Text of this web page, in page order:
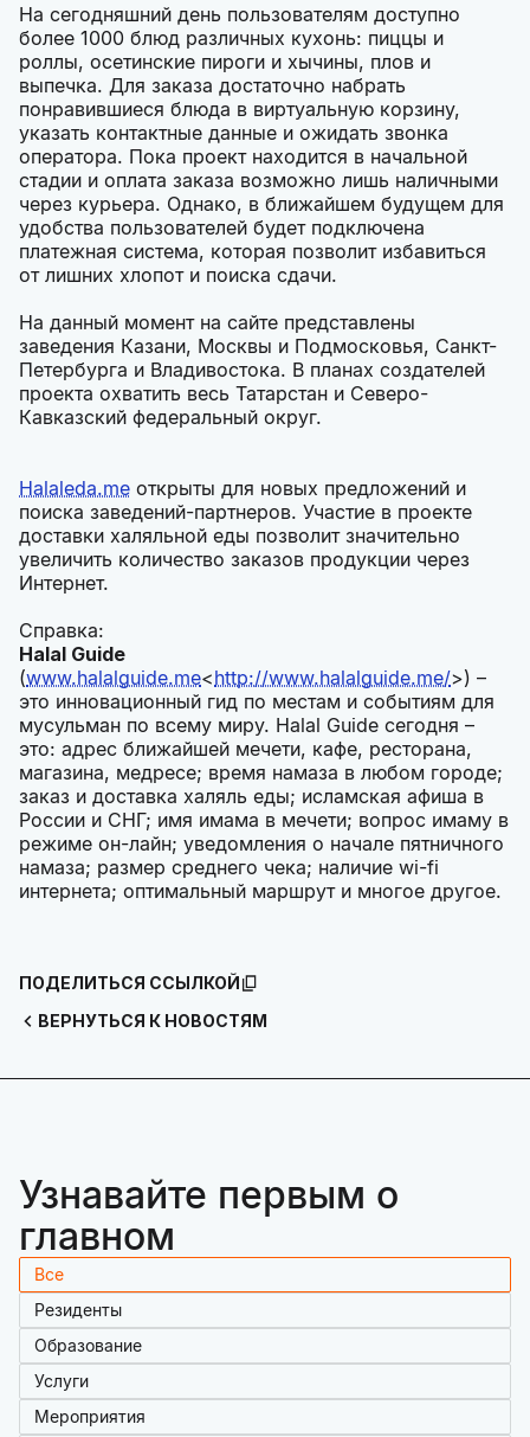
На сегодняшний день пользователям доступно
более 1000 блюд различных кухонь: пиццы и
роллы, осетинские пироги и хычины, плов и
выпечка. Для заказа достаточно набрать
понравившиеся блюда в виртуальную корзину,
указать контактные данные и ожидать звонка
оператора. Пока проект находится в начальной
стадии и оплата заказа возможно лишь наличными
через курьера. Однако, в ближайшем будущем для
удобства пользователей будет подключена
платежная система, которая позволит избавиться
от лишних хлопот и поиска сдачи.
На данный момент на сайте представлены
заведения Казани, Москвы и Подмосковья, Санкт-
Петербурга и Владивостока. В планах создателей
проекта охватить весь Татарстан и Северо-
Кавказский федеральный округ.
Halaleda.me открыты для новых предложений и
поиска заведений-партнеров. Участие в проекте
доставки халяльной еды позволит значительно
увеличить количество заказов продукции через
Интернет.
Справка:
Halal Guide
(www.halalguide.me<http://www.halalguide.me/>) –
это инновационный гид по местам и событиям для
мусульман по всему миру. Halal Guide сегодня –
это: адрес ближайшей мечети, кафе, ресторана,
магазина, медресе; время намаза в любом городе;
заказ и доставка халяль еды; исламская афиша в
России и СНГ; имя имама в мечети; вопрос имаму в
режиме он-лайн; уведомления о начале пятничного
намаза; размер среднего чека; наличие wi-fi
интернета; оптимальный маршрут и многое другое.
ВЕРНУТЬСЯ К НОВОСТЯМ
ПОДЕЛИТЬСЯ ССЫЛКОЙ
Узнавайте первым о
главном
Все
Резиденты
Образование
Услуги
Мероприятия